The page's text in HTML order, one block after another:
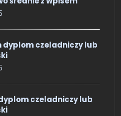
dyplom czeladniczy lub
czeladniczy lub